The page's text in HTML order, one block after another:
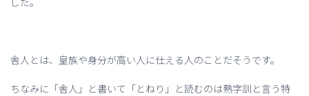
舎人とは、皇族や身分が高い人に仕える人のことだそうです。
ちなみに「舎人」と書いて「とねり」と読むのは熟字訓と言う特